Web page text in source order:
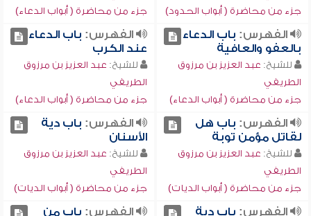
جزء من محاضرة ( أبواب الحدود)
جزء من محاضرة ( أبواب الدعاء)
الفهرس: باب الدعاء
بالعفو والعافية
للشيخ: عبد العزيز بن مرزوق
الطريفي
جزء من محاضرة ( أبواب الدعاء)
الفهرس: باب الدعاء
عند الكرب
للشيخ: عبد العزيز بن مرزوق
الطريفي
جزء من محاضرة ( أبواب الدعاء)
الفهرس: باب هل
لقاتل مؤمن توبة
للشيخ: عبد العزيز بن مرزوق
الطريفي
جزء من محاضرة ( أبواب الديات)
الفهرس: باب دية
الأسنان
للشيخ: عبد العزيز بن مرزوق
الطريفي
جزء من محاضرة ( أبواب الديات)
الفهرس: باب دية
الفهرس: باب من